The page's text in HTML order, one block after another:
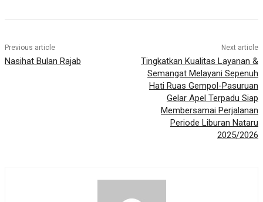
Previous article
Nasihat Bulan Rajab
Next article
Tingkatkan Kualitas Layanan &
Semangat Melayani Sepenuh
Hati Ruas Gempol-Pasuruan
Gelar Apel Terpadu Siap
Membersamai Perjalanan
Periode Liburan Nataru
2025/2026